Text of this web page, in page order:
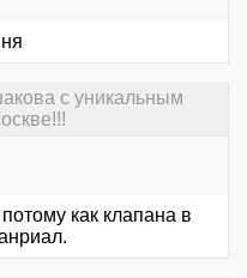
с уникальным
как клапана в